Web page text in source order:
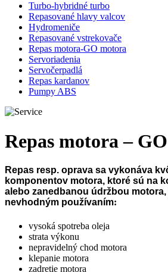
Turbo-hybridné turbo
Repasované hlavy valcov
Hydromeniče
Repasované vstrekovače
Repas motora-GO motora
Servoriadenia
Servočerpadlá
Repas kardanov
Pumpy ABS
Repas motora –
Repas resp. oprava sa vykonáva
komponentov motora, ktoré sú na
alebo zanedbanou údržbou
nevhodným používaním:
vysoká spotreba oleja
strata výkonu
nepravidelný chod motora
klepanie motora
zadretie motora